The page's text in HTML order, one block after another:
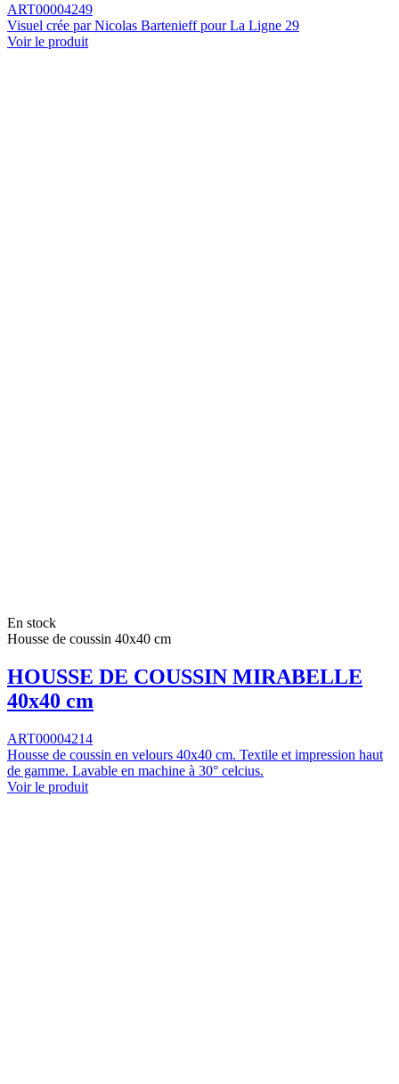
ART00004249
Visuel crée par Nicolas Bartenieff pour La Ligne 29
Voir le produit
En stock
Housse de coussin 40x40 cm
HOUSSE DE COUSSIN MIRABELLE
40x40 cm
ART00004214
Housse de coussin en velours 40x40 cm. Textile et impression haut
de gamme. Lavable en machine à 30° celcius.
Voir le produit